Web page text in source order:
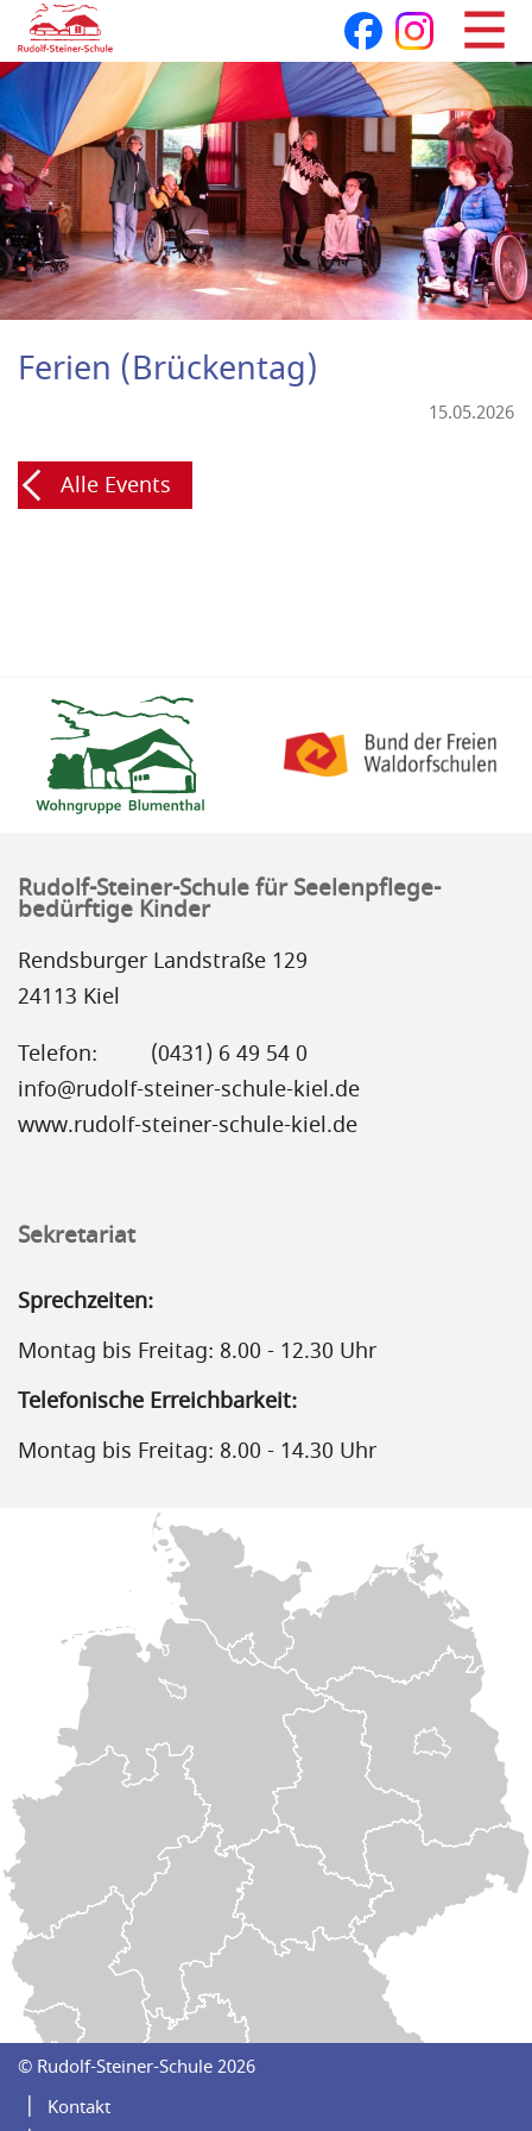
Navigation
überspringen
Ferien (Brückentag)
15.05.2026
Alle Events
Rudolf-Steiner-Schule für Seelenpflege-
bedürftige Kinder
Rendsburger Landstraße 129
24113 Kiel
Telefon:
(0431) 6 49 54 0
info@rudolf-steiner-schule-kiel.de
www.rudolf-steiner-schule-kiel.de
Sekretariat
Sprechzeiten:
Montag bis Freitag: 8.00 - 12.30 Uhr
Telefonische Erreichbarkeit:
Montag bis Freitag: 8.00 - 14.30 Uhr
© Rudolf-Steiner-Schule 2026Navigation
überspringen
Kontakt